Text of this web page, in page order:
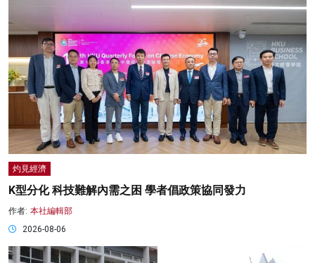
灼見經濟
K型分化 科技難解內需之困 學者倡政策協同發力
作者: 本社編輯部
2026-08-06